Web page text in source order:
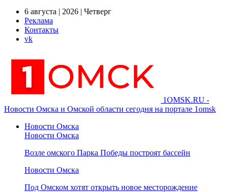
6 августа | 2026 | Четверг
Реклама
Контакты
vk
1OMSK.RU -
Новости Омска и Омской области сегодня на портале 1omsk
Новости Омска
Новости Омска
Возле омского Парка Победы построят бассейн
Новости Омска
Под Омском хотят открыть новое месторождение